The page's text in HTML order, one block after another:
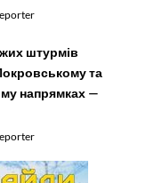
штурмів
та
напрямках —